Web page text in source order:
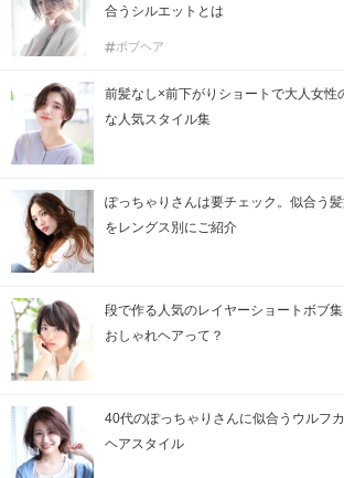
合うシルエットとは
ボブヘア
前髪なし×前下がりショートで大人女
な人気スタイル集
ぽっちゃりさんは要チェック。似合う
をレングス別にご紹介
段で作る人気のレイヤーショートボブ
おしゃれヘアって？
40代のぽっちゃりさんに似合うウルフ
ヘアスタイル